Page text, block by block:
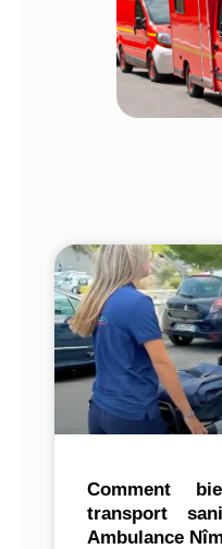
Comment
transport
Ambulance